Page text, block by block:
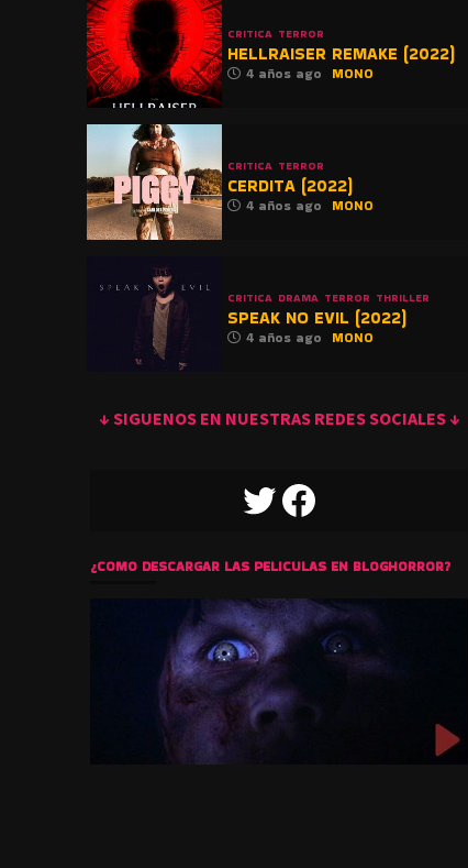
CRITICA TERROR
HELLRAISER REMAKE (2022)
4 años ago MONO
CRITICA TERROR
CERDITA (2022)
4 años ago MONO
CRITICA DRAMA TERROR THRILLER
SPEAK NO EVIL (2022)
4 años ago MONO
↓ SIGUENOS EN NUESTRAS REDES SOCIALES ↓
TWITTERFACEBOOK
¿COMO DESCARGAR LAS PELICULAS EN BLOGHORROR?